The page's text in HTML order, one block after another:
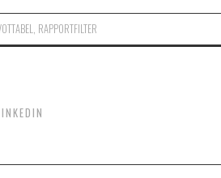
, RAPPORTFILTER